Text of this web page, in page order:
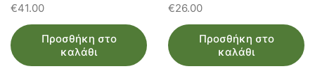
€41.00
Προσθήκη στο
καλάθι
€26.00
Προσθήκη στο
καλάθι